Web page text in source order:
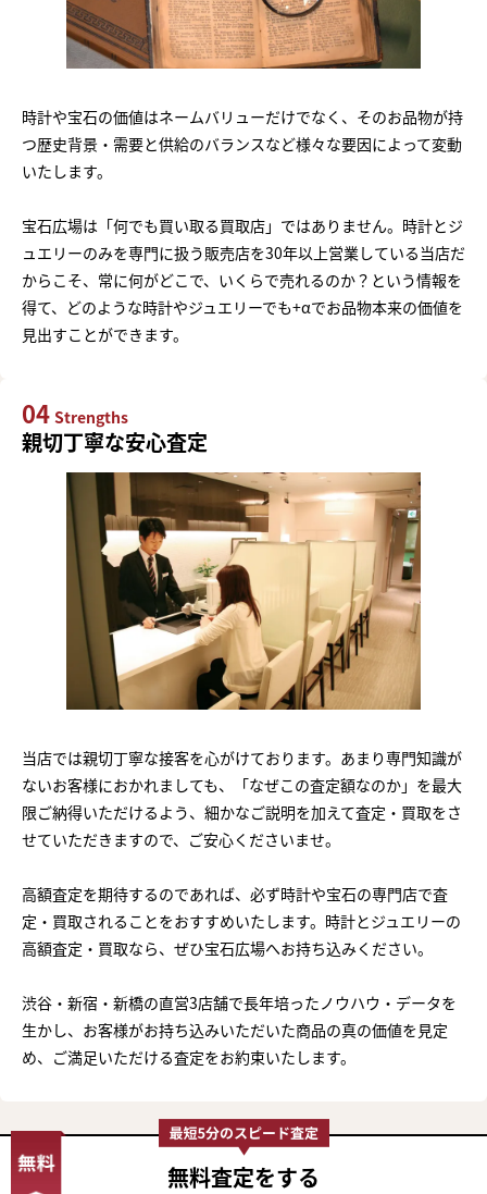
時計や宝石の価値はネームバリューだけでなく、そのお品物が持
つ歴史背景・需要と供給のバランスなど様々な要因によって変動
いたします。
宝石広場は「何でも買い取る買取店」ではありません。時計とジ
ュエリーのみを専門に扱う販売店を30年以上営業している当店だ
からこそ、常に何がどこで、いくらで売れるのか？という情報を
得て、どのような時計やジュエリーでも+αでお品物本来の価値を
見出すことができます。
04 Strengths
親切丁寧な安心査定
当店では親切丁寧な接客を心がけております。あまり専門知識が
ないお客様におかれましても、「なぜこの査定額なのか」を最大
限ご納得いただけるよう、細かなご説明を加えて査定・買取をさ
せていただきますので、ご安心くださいませ。
高額査定を期待するのであれば、必ず時計や宝石の専門店で査
定・買取されることをおすすめいたします。時計とジュエリーの
高額査定・買取なら、ぜひ宝石広場へお持ち込みください。
渋谷・新宿・新橋の直営3店舗で長年培ったノウハウ・データを
生かし、お客様がお持ち込みいただいた商品の真の価値を見定
め、ご満足いただける査定をお約束いたします。
無料査定をする